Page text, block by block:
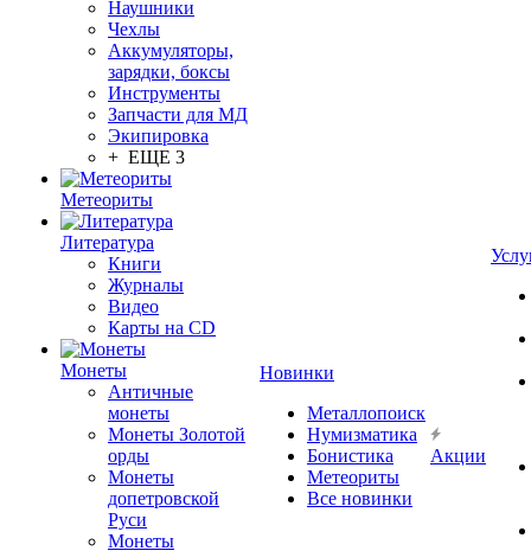
Наушники
Чехлы
Аккумуляторы,
зарядки, боксы
Инструменты
Запчасти для МД
Экипировка
+ ЕЩЕ 3
Метеориты
Литература
Книги
Журналы
Видео
Карты на CD
Монеты
Античные
монеты
Монеты Золотой
орды
Монеты
допетровской
Руси
Монеты
Новинки
Металлопоиск
Нумизматика
Бонистика
Метеориты
Все новинки
Акции